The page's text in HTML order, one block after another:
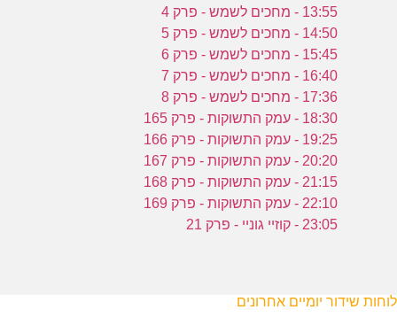
13:55 - מחכים לשמש - פרק 4
14:50 - מחכים לשמש - פרק 5
15:45 - מחכים לשמש - פרק 6
16:40 - מחכים לשמש - פרק 7
17:36 - מחכים לשמש - פרק 8
18:30 - עמק התשוקות - פרק 165
19:25 - עמק התשוקות - פרק 166
20:20 - עמק התשוקות - פרק 167
21:15 - עמק התשוקות - פרק 168
22:10 - עמק התשוקות - פרק 169
23:05 - קוזיי גוניי - פרק 21
לוחות שידור יומיים אחרונים